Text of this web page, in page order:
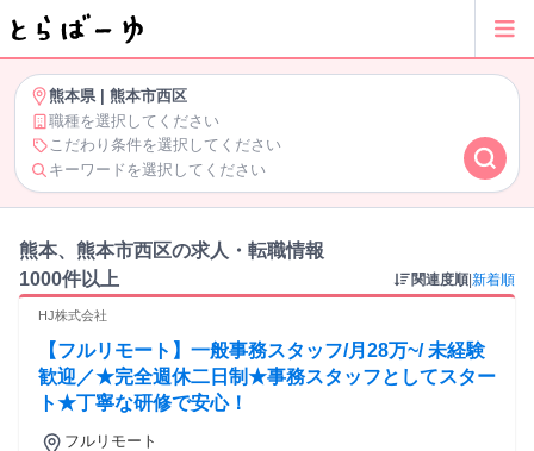
熊本県| 熊本市西区
職種を選択してください
こだわり条件を選択してください
キーワードを選択してください
熊本、熊本市西区の求人・転職情報
1000件以上
関連度順 新着順
HJ株式会社
【フルリモート】一般事務スタッフ/月28万~/ 未経験
歓迎／★完全週休二日制★事務スタッフとしてスター
ト★丁寧な研修で安心！
フルリモート